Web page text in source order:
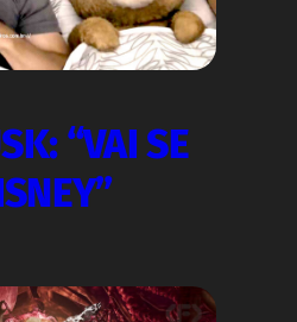
“VAI SE